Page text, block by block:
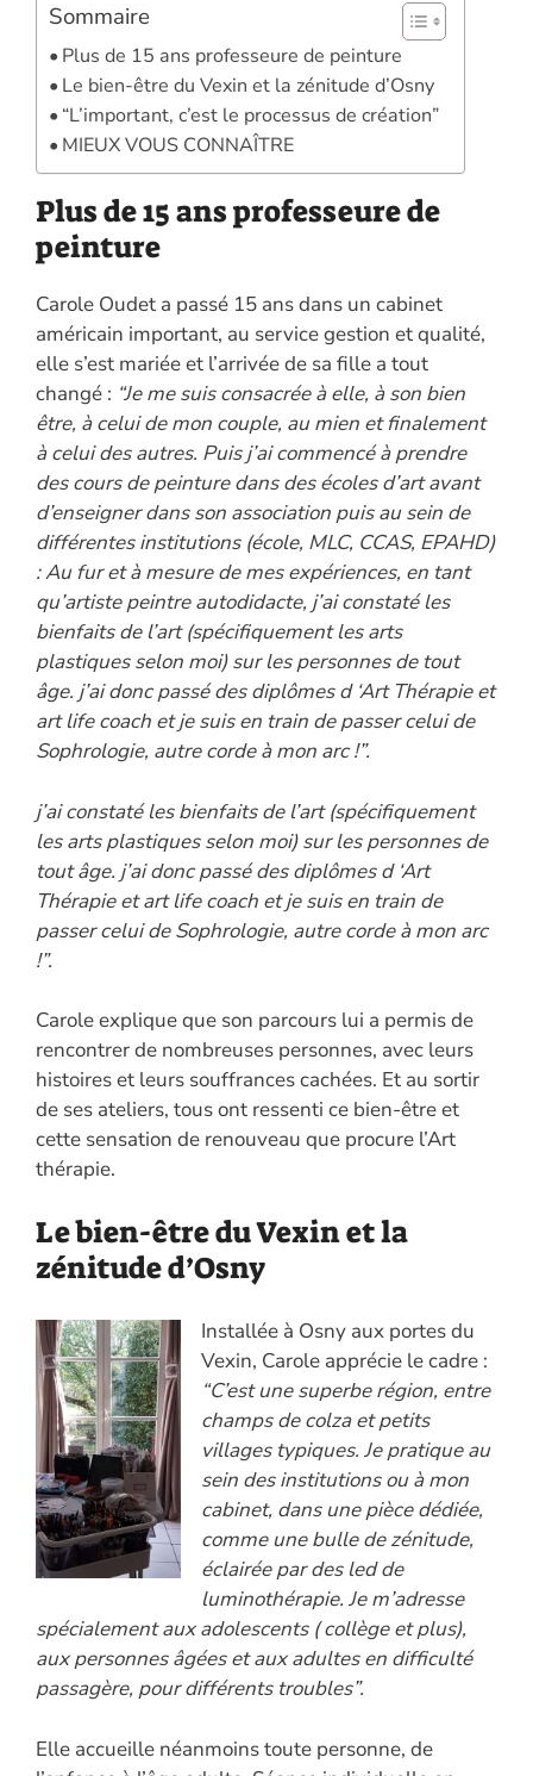
Sommaire
Plus de 15 ans professeure de peinture
Le bien-être du Vexin et la zénitude d’Osny
“L’important, c’est le processus de création”
MIEUX VOUS CONNAÎTRE
Plus de 15 ans professeure de
peinture
Carole Oudet a passé 15 ans dans un cabinet
américain important, au service gestion et qualité,
elle s’est mariée et l’arrivée de sa fille a tout
changé : “Je me suis consacrée à elle, à son bien
être, à celui de mon couple, au mien et finalement
à celui des autres. Puis j’ai commencé à prendre
des cours de peinture dans des écoles d’art avant
d’enseigner dans son association puis au sein de
différentes institutions (école, MLC, CCAS, EPAHD)
: Au fur et à mesure de mes expériences, en tant
qu’artiste peintre autodidacte, j’ai constaté les
bienfaits de l’art (spécifiquement les arts
plastiques selon moi) sur les personnes de tout
âge. j’ai donc passé des diplômes d ‘Art Thérapie et
art life coach et je suis en train de passer celui de
Sophrologie, autre corde à mon arc !”.
j’ai constaté les bienfaits de l’art (spécifiquement
les arts plastiques selon moi) sur les personnes de
tout âge. j’ai donc passé des diplômes d ‘Art
Thérapie et art life coach et je suis en train de
passer celui de Sophrologie, autre corde à mon arc
!”.
Carole explique que son parcours lui a permis de
rencontrer de nombreuses personnes, avec leurs
histoires et leurs souffrances cachées. Et au sortir
de ses ateliers, tous ont ressenti ce bien-être et
cette sensation de renouveau que procure l’Art
thérapie.
Le bien-être du Vexin et la
zénitude d’Osny
Installée à Osny aux portes du
Vexin, Carole apprécie le cadre :
“C’est une superbe région, entre
champs de colza et petits
villages typiques. Je pratique au
sein des institutions ou à mon
cabinet, dans une pièce dédiée,
comme une bulle de zénitude,
éclairée par des led de
luminothérapie. Je m’adresse
spécialement aux adolescents ( collège et plus),
aux personnes âgées et aux adultes en difficulté
passagère, pour différents troubles”.
Elle accueille néanmoins toute personne, de